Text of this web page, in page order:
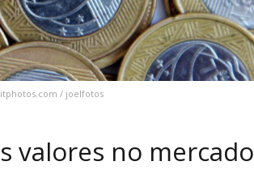
/ joelfotos
valores no mercado